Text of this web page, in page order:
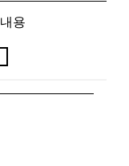
내용